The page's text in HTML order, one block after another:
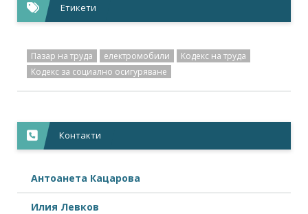
Етикети
Пазар на труда електромобили
Кодекс на труда
Кодекс за социално осигуряване
Контакти
Антоанета Кацарова
Илия Левков